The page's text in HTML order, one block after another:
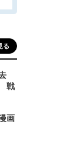
る
戦
画